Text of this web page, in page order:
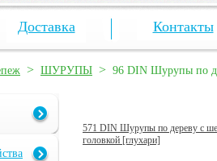
Доставка Контакты
> ШУРУПЫ > 96 DIN Шурупы по
571 DIN Шурупы по дереву с
головкой [глухари]